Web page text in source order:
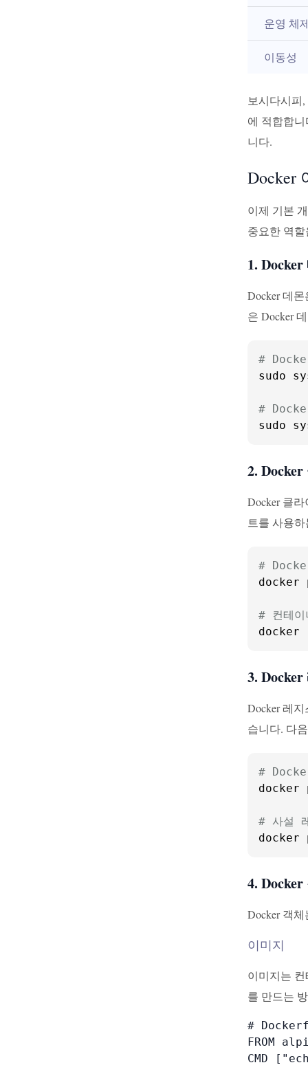
운영 체
이동성
보시다시피
에 적합합
니다.
Docker
이제 기본
중요한 역
1.
Docker 데
은 Docker
#
sudo
#
sudo
2.
Docker 클
트를 사용
#
# 컨테
3.
Docker 레
습니다. 다
#
docker
# 사설
4.
Docker 객
이미지
이미지는
를 만드는
#
FROM
CMD